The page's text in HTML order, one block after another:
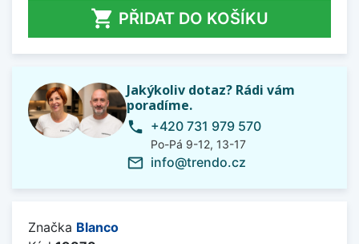
 PŘIDAT DO KOŠÍKU
Jakýkoliv dotaz? Rádi vám
poradíme.
phone +420 731 979 570
Po-Pá 9-12, 13-17
mail_outline info@trendo.cz
Značka Blanco